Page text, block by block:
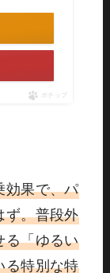
ポチップ
効果で、パ
ず。普段外
る「ゆるい
る特別な特